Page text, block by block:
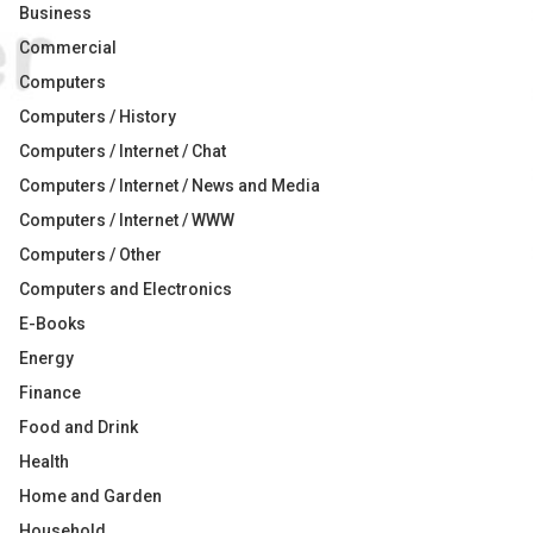
Business
Commercial
Computers
Computers / History
Computers / Internet / Chat
Computers / Internet / News and Media
Computers / Internet / WWW
Computers / Other
Computers and Electronics
E-Books
Energy
Finance
Food and Drink
Health
Home and Garden